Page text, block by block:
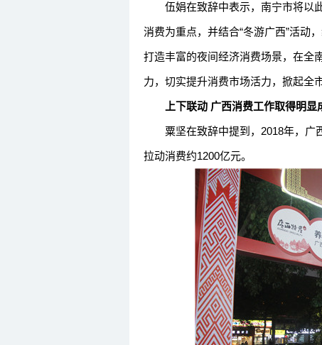
伍娟在致辞中表示，南宁市将以此
消费为重点，并结合“冬游广西”活动
打造丰富的夜间经济消费场景，在全
力，切实提升消费市场活力，掀起全
上下联动 广西消费工作取得明显
粟坚在致辞中提到，2018年，广西
拉动消费约1200亿元。